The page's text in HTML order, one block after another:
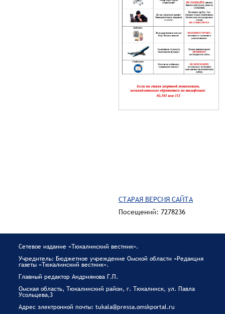
СТАРАЯ ВЕРСИЯ САЙТА
Посещений: 7278236
Сетевое издание «Тюкалинский вестник».
Учредитель: Бюджетное учреждение Омской области «Редакция
газеты «Тюкалинский вестник».
Главный редактор Андриянова Г.П.
Омская область, Тюкалинский район, г. Тюкалинск, ул. Павла
Усольцева,3
Адрес электронной почты: tukala@pressa.omskportal.ru